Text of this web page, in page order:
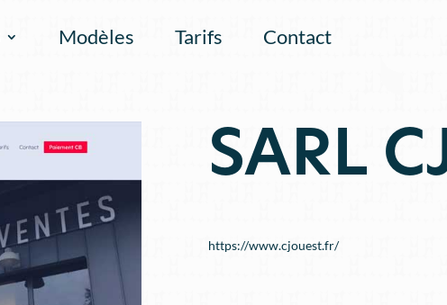
Modèles Tarifs Contact
SARL
https://www.cjouest.fr/